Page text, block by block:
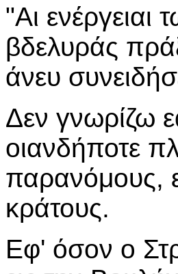
"Αι
βδελυράς
άνευ
Δεν γνωρίζω
οιανδήποτε
παρανόμους,
κράτους.
Εφ' όσον ο